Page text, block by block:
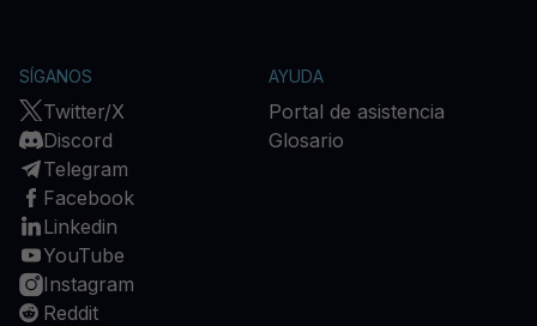
SÍGANOS
Twitter/X
Discord
Telegram
Facebook
Linkedin
YouTube
Instagram
Reddit
AYUDA
Portal de asistencia
Glosario